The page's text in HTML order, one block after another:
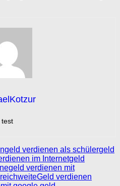
test
geld verdienen als schülergeld
im Internetgeld
geld verdienen mit
Geld verdienen